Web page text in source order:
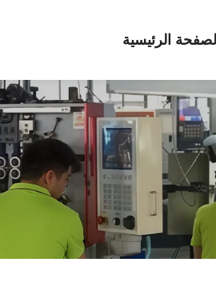
الصفحة الرئيسية